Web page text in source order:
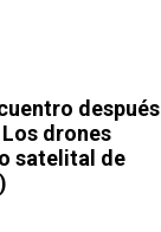
después
drones
satelital de